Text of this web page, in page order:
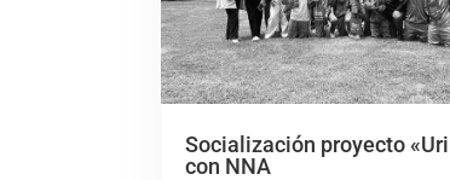
Socialización proyecto
con NNA